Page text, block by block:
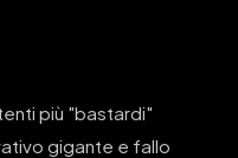
più "bastardi"
gigante e fallo